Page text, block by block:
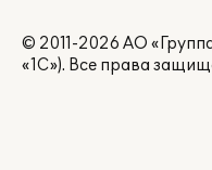
© 2011-2026 АО
«1С»). Все права